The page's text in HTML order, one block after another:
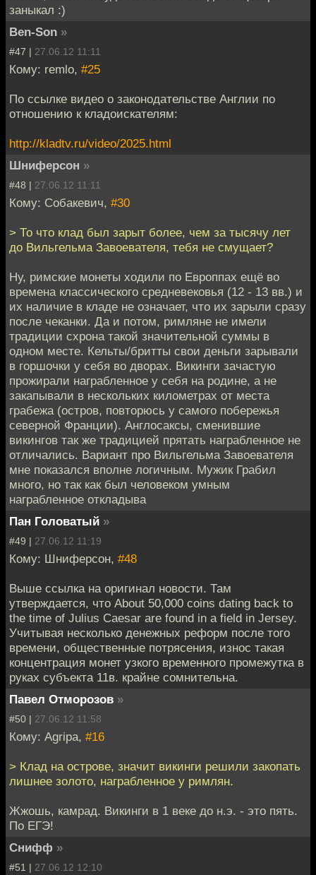
заныкал :)
Ben-Son »
#47 | 27.06.12 11:11
Кому: remlo, #25
По ссылке видео о законодательстве Англии по
отношению к кладоискателям:
http://kladtv.ru/video/2025.html
Шниферсон »
#48 | 27.06.12 11:11
Кому: Собакевич, #30
> То что клад был зарыт более, чем за тысячу лет
до Вильгельма Завоевателя, тебя не смущает?
Ну, римские монеты ходили по Европпах ещё во
времена классического средневековья (12 - 13 вв.) и
их наличие в кладе не означает, что их зарыли сразу
после чеканки. Да и потом, римляне не имели
традиции схрона такой значительной суммы в
одном месте. Кельты/бритты свои деньги зарывали
в горшочки у себя во дворах. Викинги зачастую
прожирали награбленное у себя на родине, а не
закапывали в нескольких километрах от места
грабежа (остров, повторюсь у самого побережья
северной Франции). Англосаксы, сменившие
викингов так же традицией прятать награбленное не
отличались. Вариант про Вильгельма Завоевателя
мне показался вполне логичным. Мужик Грабил
много, но так как был человеком умным
награбленное откладыва
Пан Головатый »
#49 | 27.06.12 11:19
Кому: Шниферсон, #48
Выше ссылка на оригинал новости. Там
утверждается, что About 50,000 coins dating back to
the time of Julius Caesar are found in a field in Jersey.
Учитывая несколько денежных реформ после того
времени, общественные потрясения, износ такая
концентрация монет узкого временного промежутка в
руках субъекта 11в. крайне сомнительна.
Павел Отморозов »
#50 | 27.06.12 11:58
Кому: Agripa, #16
> Клад на острове, значит викинги решили закопать
лишнее золото, награбленное у римлян.
Жжошь, камрад. Викинги в 1 веке до н.э. - это пять.
По ЕГЭ!
Снифф »
#51 | 27.06.12 12:10